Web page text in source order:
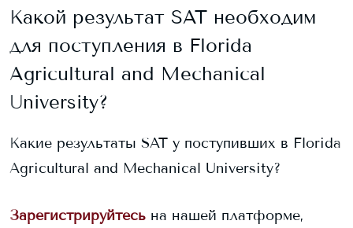
Какой результат SAT необходим
для поступления в Florida
Agricultural and Mechanical
University?
Какие результаты SAT у поступивших в Florida
Agricultural and Mechanical University?
Зарегистрируйтесь на нашей платформе,